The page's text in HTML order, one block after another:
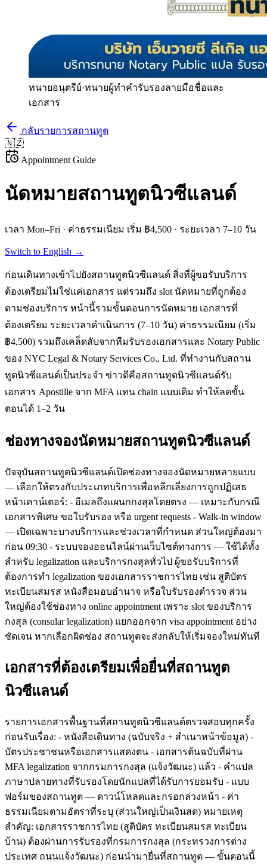
ทนายอนุตรีย์·ทนายผู้ทำคำรับรองลายมือชื่อและ
เอกสาร
กลับรายการสถานทูต
🇳🇿
Appointment Guide
นัดหมายสถานทูตนิวซีแลนด์
เวลา Mon–Fri · ค่าธรรมเนียม เริ่ม ฿4,500 · ระยะเวลา 7–10 วัน
Switch to English →
ก่อนเดินทางเข้าไปยังสถานทูตนิวซีแลนด์ สิ่งที่ผู้ขอรับบริการ
ต้องเตรียมไม่ใช่แค่เอกสาร แต่รวมถึง slot นัดหมายที่ถูกต้อง
ตามช่องบริการ หน้านี้รวมขั้นตอนการนัดหมาย เอกสารที่
ต้องเตรียม ระยะเวลาดำเนินการ (7–10 วัน) ค่าธรรมเนียม (เริ่ม
฿4,500) รวมถึงเคล็ดลับจากทีมรับรองเอกสารและ Notary Public
ของ NYC Legal & Notary Services Co., Ltd. ที่ทำงานกับสถาน
ทูตนิวซีแลนด์เป็นประจำ ข่าวดีคือสถานทูตนิวซีแลนด์รับ
เอกสาร Apostille จาก MFA แทน chain แบบเดิม ทำให้ลดขั้น
ตอนได้ 1–2 วัน
ช่องทางจองนัดหมายสถานทูตนิวซีแลนด์
ปัจจุบันสถานทูตนิวซีแลนด์เปิดช่องทางจองนัดหมายหลายแบบ
— เลือกให้ตรงกับประเภทบริการเพื่อหลีกเลี่ยงการถูกปฏิเสธ
หน้าเคาน์เตอร์: - อีเมลถึงแผนกกงสุลโดยตรง — เหมาะกับกรณี
เอกสารพิเศษ ขอใบรับรอง หรือ urgent requests - Walk-in window
— เปิดเฉพาะบางบริการและช่วงเวลาที่กำหนด ส่วนใหญ่ต้องมา
ก่อน 09:30 - ระบบจองออนไลน์ผ่านเว็บไซต์ทางการ — ใช้ได้ทั้ง
สำหรับ legalization และบริการกงสุลทั่วไป ผู้ขอรับบริการที่
ต้องการทำ legalization ของเอกสารราชการไทย เช่น สูติบัตร
ทะเบียนสมรส หนังสือมอบอำนาจ หรือใบรับรองตำรวจ ส่วน
ใหญ่ต้องใช้ช่องทาง online appointment เพราะ slot ของบริการ
กงสุล (consular legalization) แยกออกจาก visa appointment อย่าง
ชัดเจน หากเลือกผิดช่อง สถานทูตจะส่งกลับให้เริ่มจองใหม่ทันที
เอกสารที่ต้องเตรียมเพื่อยื่นที่สถานทูต
นิวซีแลนด์
รายการเอกสารพื้นฐานที่สถานทูตนิวซีแลนด์ตรวจสอบทุกครั้ง
ก่อนรับเรื่อง: - หนังสือเดินทาง (ฉบับจริง + สำเนาหน้าข้อมูล) -
บัตรประชาชนหรือเอกสารแสดงตน - เอกสารต้นฉบับที่ผ่าน
MFA legalization จากกรมการกงสุล (แจ้งวัฒนะ) แล้ว - คำแปล
ภาษาปลายทางที่รับรองโดยนักแปลที่ได้รับการยอมรับ - แบบ
ฟอร์มของสถานทูต — ดาวน์โหลดและกรอกล่วงหน้า - ค่า
ธรรมเนียมตามอัตราที่ระบุ (ส่วนใหญ่เป็นเงินสด) หมายเหตุ
สำคัญ: เอกสารราชการไทย (สูติบัตร ทะเบียนสมรส ทะเบียน
บ้าน) ต้องผ่านการรับรองที่กรมการกงสุล (กระทรวงการต่าง
ประเทศ ถนนแจ้งวัฒนะ) ก่อนนำมายื่นที่สถานทูต — ขั้นตอนนี้